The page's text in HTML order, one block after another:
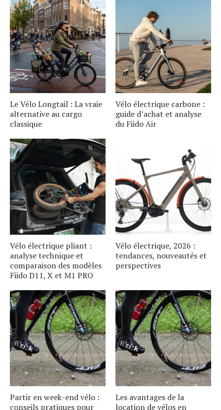
Le Vélo Longtail : La vraie
alternative au cargo
classique
Vélo électrique carbone :
guide d’achat et analyse
du Fiido Air
Vélo électrique pliant :
analyse technique et
comparaison des modèles
Fiido D11, X et M1 PRO
Vélo électrique, 2026 :
tendances, nouveautés et
perspectives
Partir en week-end vélo :
conseils pratiques pour
Les avantages de la
location de vélos en